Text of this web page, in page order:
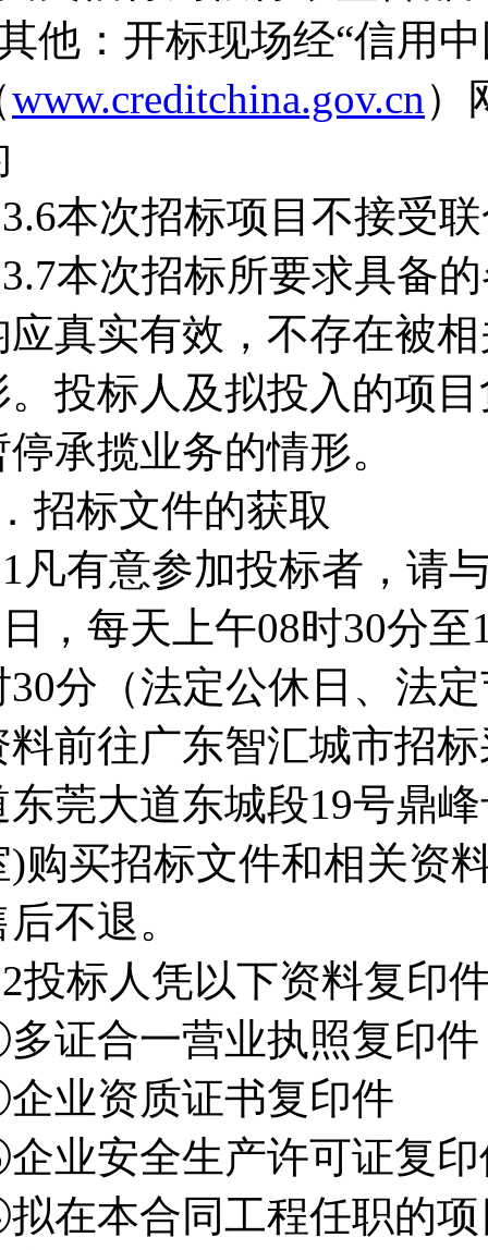
他：开标现场经“信用
www.creditchina.gov.cn）
本次招标项目不接受
本次招标所要求具备
应真实有效，不存在被
。投标人及拟投入的项
停承揽业务的情形。
招标文件的获取
凡有意参加投标者，请
，每天上午08时30分
30分（法定公休日、法
料前往广东智汇城市招
东莞大道东城段19号鼎
)购买招标文件和相关资
不退。
投标人凭以下资料复印
证合一营业执照复印件
业资质证书复印件
业安全生产许可证复印
在本合同工程任职的